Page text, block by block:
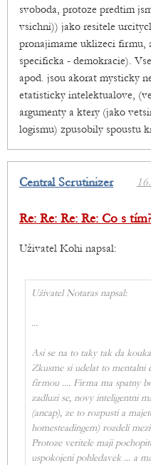
svoboda, protoze predtim
vsichni)) jako resitele
pronajimame uklizeci firmu,
specificka - demokracie).
apod. jsou akorat mysticky
etatisticky intelektualove,
argumenty a ktery (jako
logismu) zpusobily spoustu
Central Scrutinizer
Re: Re: Re: Re: Co s
Uživatel Kohi napsal:
Uživatel Notaras napsal:
...
Asi se na to taky tak da
Zkusme si udelat to mentalni
firmou .... Firma ma spatny
zadluzi se, novy inteligentni
(ancap), ze to rozpusti a
homesteadingem) rozdeli
Protoze veritele maji
uspokojeni pohledavek ... a